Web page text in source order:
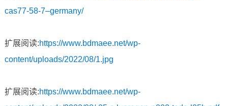
cas77-58-7–germany/
扩展阅读:https://www.bdmaee.net/wp-
content/uploads/2022/08/1.jpg
扩展阅读:https://www.bdmaee.net/wp-